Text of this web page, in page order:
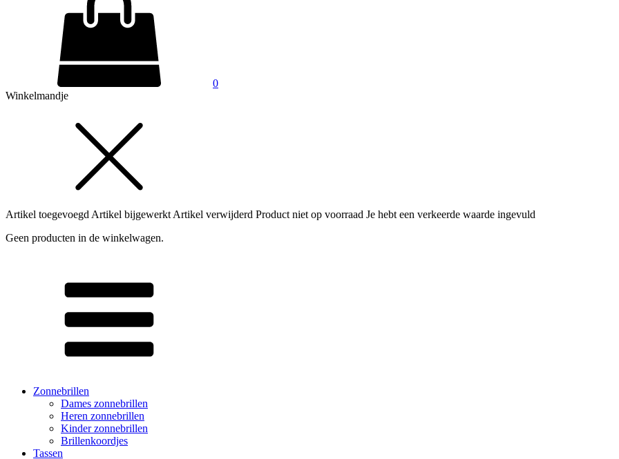
0
Winkelmandje
Artikel toegevoegd Artikel bijgewerkt Artikel verwijderd Product niet op voorraad Je hebt een verkeerde waarde ingevuld
Geen producten in de winkelwagen.
Zonnebrillen
Dames zonnebrillen
Heren zonnebrillen
Kinder zonnebrillen
Brillenkoordjes
Tassen